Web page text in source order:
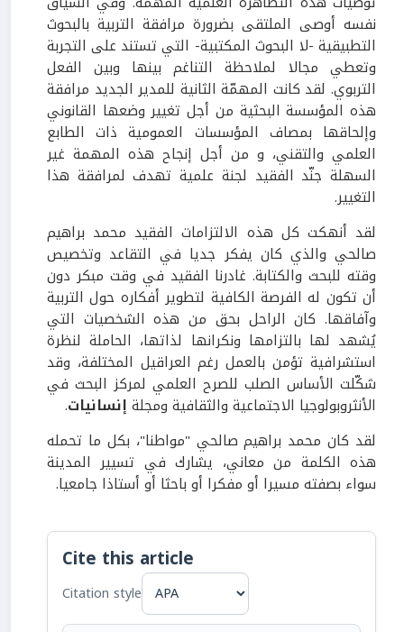
نفسه أوصى الملتقى بضرورة مرافقة التربية بالبحوث
التطبيقية -لا البحوث المكتبية- التي تستند على التجربة
وتعطي مجالا لملاحظة التناغم بينها وبين الفعل
التربوي. لقد كانت المهمّة الثانية للمدير الجديد مرافقة
هذه المؤسسة البحثية من أجل تغيير وضعها القانوني
وإلحاقها بمصاف المؤسسات العمومية ذات الطابع
العلمي والتقني، و من أجل إنجاح هذه المهمة غير
السهلة جنّد الفقيد لجنة علمية تهدف لمرافقة هذا
التغيير.
لقد أنهكت كل هذه الالتزامات الفقيد محمد براهيم
صالحي والذي كان يفكر جديا في التقاعد وتخصيص
وقته للبحث والكتابة. غادرنا الفقيد في وقت مبكر دون
أن تكون له الفرصة الكافية لتطوير أفكاره حول التربية
وآفاقها. كان الراحل بحق من هذه الشخصيات التي
يُشهد لها بالتزامها ونكرانها لذاتها، الحاملة لنظرة
استشرافية تؤمن بالعمل رغم العراقيل المختلفة، وقد
شكّلت الأساس الصلب للصرح العلمي لمركز البحث في
الأنثروبولوجيا الاجتماعية والثقافية ومجلة إنسانيات.
لقد كان محمد براهيم صالحي "مواطنا"، بكل ما تحمله
هذه الكلمة من معاني، يشارك في تسيير المدينة
سواء بصفته مسيرا أو مفكرا أو باحثا أو أستاذا جامعيا.
Cite this article
Citation style